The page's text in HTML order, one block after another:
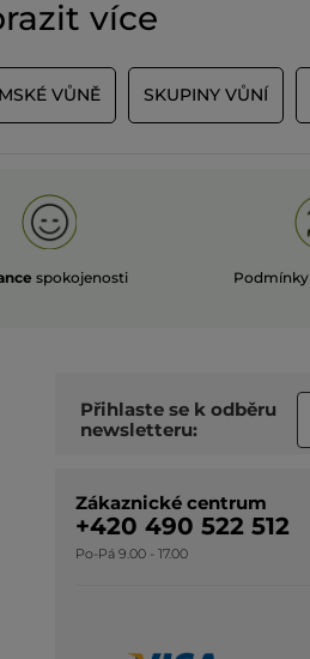
více
VŮNĚ SKUPINY VŮNÍ
spokojenosti Podmínky
Přihlaste se k odběru
newsletteru:
Zákaznické centrum
+420 490 522 512
Po-Pá 9.00 - 17.00